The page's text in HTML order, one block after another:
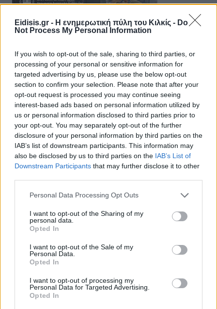
Eidisis.gr - Η ενημερωτική πύλη του Κιλκίς - Do
Not Process My Personal Information
If you wish to opt-out of the sale, sharing to third parties, or
processing of your personal or sensitive information for
targeted advertising by us, please use the below opt-out
section to confirm your selection. Please note that after your
opt-out request is processed you may continue seeing
interest-based ads based on personal information utilized by
us or personal information disclosed to third parties prior to
your opt-out. You may separately opt-out of the further
disclosure of your personal information by third parties on the
IAB’s list of downstream participants. This information may
also be disclosed by us to third parties on the IAB’s List of
Downstream Participants that may further disclose it to other
Personal Data Processing Opt Outs
I want to opt-out of the Sharing of my
personal data.
Opted In
I want to opt-out of the Sale of my
Personal Data.
Opted In
I want to opt-out of processing my
Personal Data for Targeted Advertising.
Opted In
Πρωινή